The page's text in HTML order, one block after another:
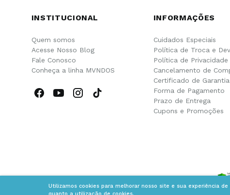
Utilizamos cookies para melhorar nosso site e sua experiência
INSTITUCIONAL
Quem somos
Acesse Nosso Blog
Fale Conosco
Conheça a linha MVNDOS
INFORMAÇÕES
Cuidados Especiais
Política de Troca e
Política de Privacidade
Cancelamento de
Certificado de Garantia
Forma de Pagamento
Prazo de Entrega
Cupons e Promoções